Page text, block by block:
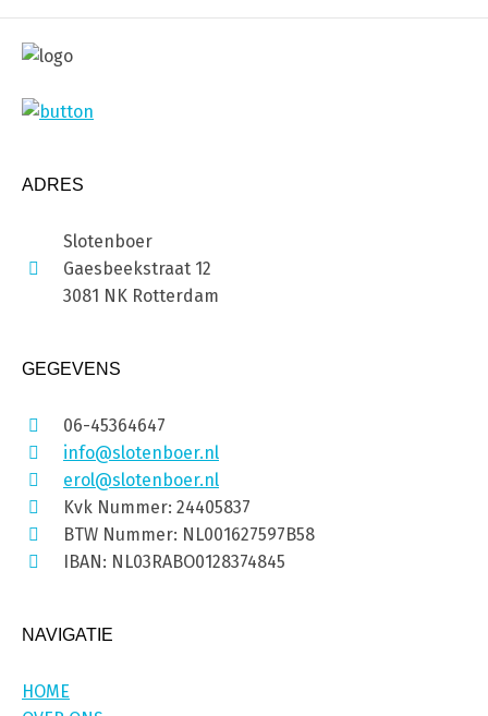
ADRES
Slotenboer
Gaesbeekstraat 12
3081 NK Rotterdam
GEGEVENS
06-45364647
info@slotenboer.nl
erol@slotenboer.nl
Kvk Nummer: 24405837
BTW Nummer: NL001627597B58
IBAN: NL03RABO0128374845
NAVIGATIE
HOME